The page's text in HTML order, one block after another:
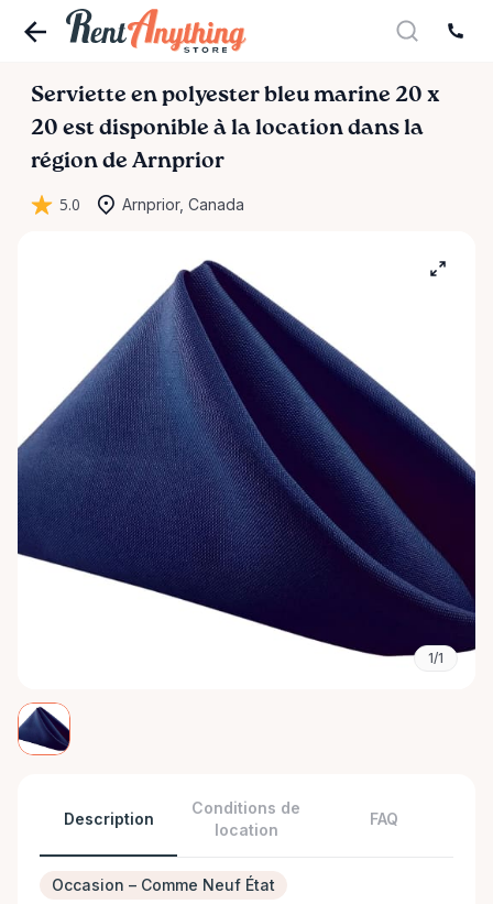
Serviette en polyester bleu marine 20 x
20 est disponible à la location dans la
région de Arnprior
5.0 Arnprior, Canada
1/1
Description
Conditions de
location
FAQ
Occasion – Comme Neuf État